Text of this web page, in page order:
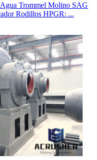
Trommel Molino SAG
Rodillos HPGR: ...